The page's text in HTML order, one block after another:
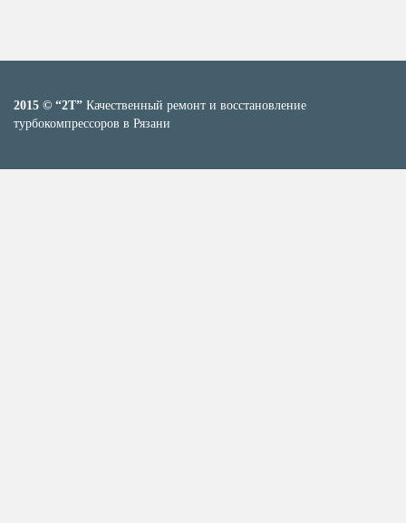
2015 © “2T” Качественный ремонт и восстановление
турбокомпрессоров в Рязани